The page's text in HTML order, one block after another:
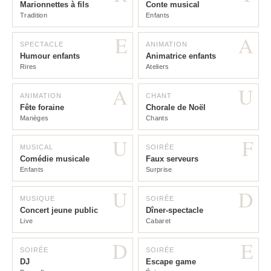
Marionnettes à fils
Tradition
Conte musical
Enfants
E
SPECTACLE
Humour enfants
Rires
A
ANIMATION
Animatrice enfants
Ateliers
A
ANIMATION
Fête foraine
Manèges
U
CHANT
Chorale de Noël
Chants
U
MUSICAL
Comédie musicale
Enfants
F
SOIRÉE
Faux serveurs
Surprise
U
MUSIQUE
Concert jeune public
Live
D
SOIRÉE
Dîner-spectacle
Cabaret
D
SOIRÉE
DJ E
SOIRÉE
Escape game